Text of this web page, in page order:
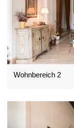
Wohnbereich 2